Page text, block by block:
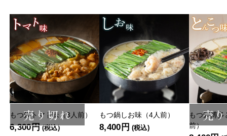
売り切れ
もつ鍋トマト味（3人前）
6,300円 (税込)
もつ鍋しお味（4人前）
8,400円 (税込)
売
もつ鍋博
前）